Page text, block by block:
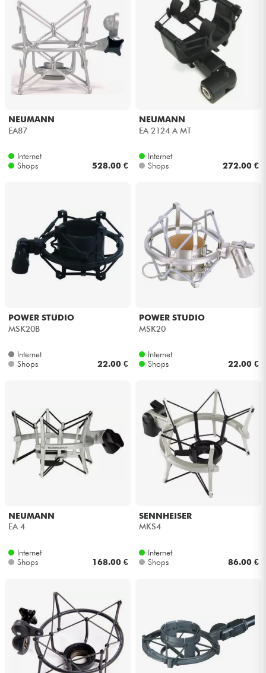
NEUMANN
EA87
Internet
Shops
528.00 €
NEUMANN
EA 2124 A MT
Internet
Shops
272.00 €
POWER STUDIO
MSK20B
Internet
Shops
22.00 €
POWER STUDIO
MSK20
Internet
Shops
22.00 €
NEUMANN
EA 4
Internet
Shops
168.00 €
SENNHEISER
MKS4
Internet
Shops
86.00 €